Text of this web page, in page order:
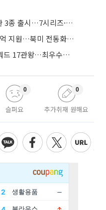
BMW코리아, 8월 온라인 한정판 3종 출시…7시리즈·X7·M340i 투어링
한온시스템, 캐나다 정부서 100억 지원…북미 전동화 시장 가속
현대차·기아, 레드닷 디자인 어워드 17관왕…최우수상 2개 수상
슬퍼요
0
추가취재 원해요
0